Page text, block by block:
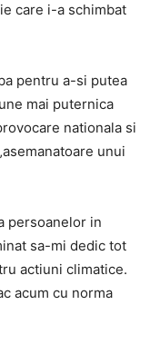
care i-a schimbat
pentru a-si putea
mai puternica
nationala si
unui
persoanelor in
sa-mi dedic tot
actiuni climatice.
acum cu norma